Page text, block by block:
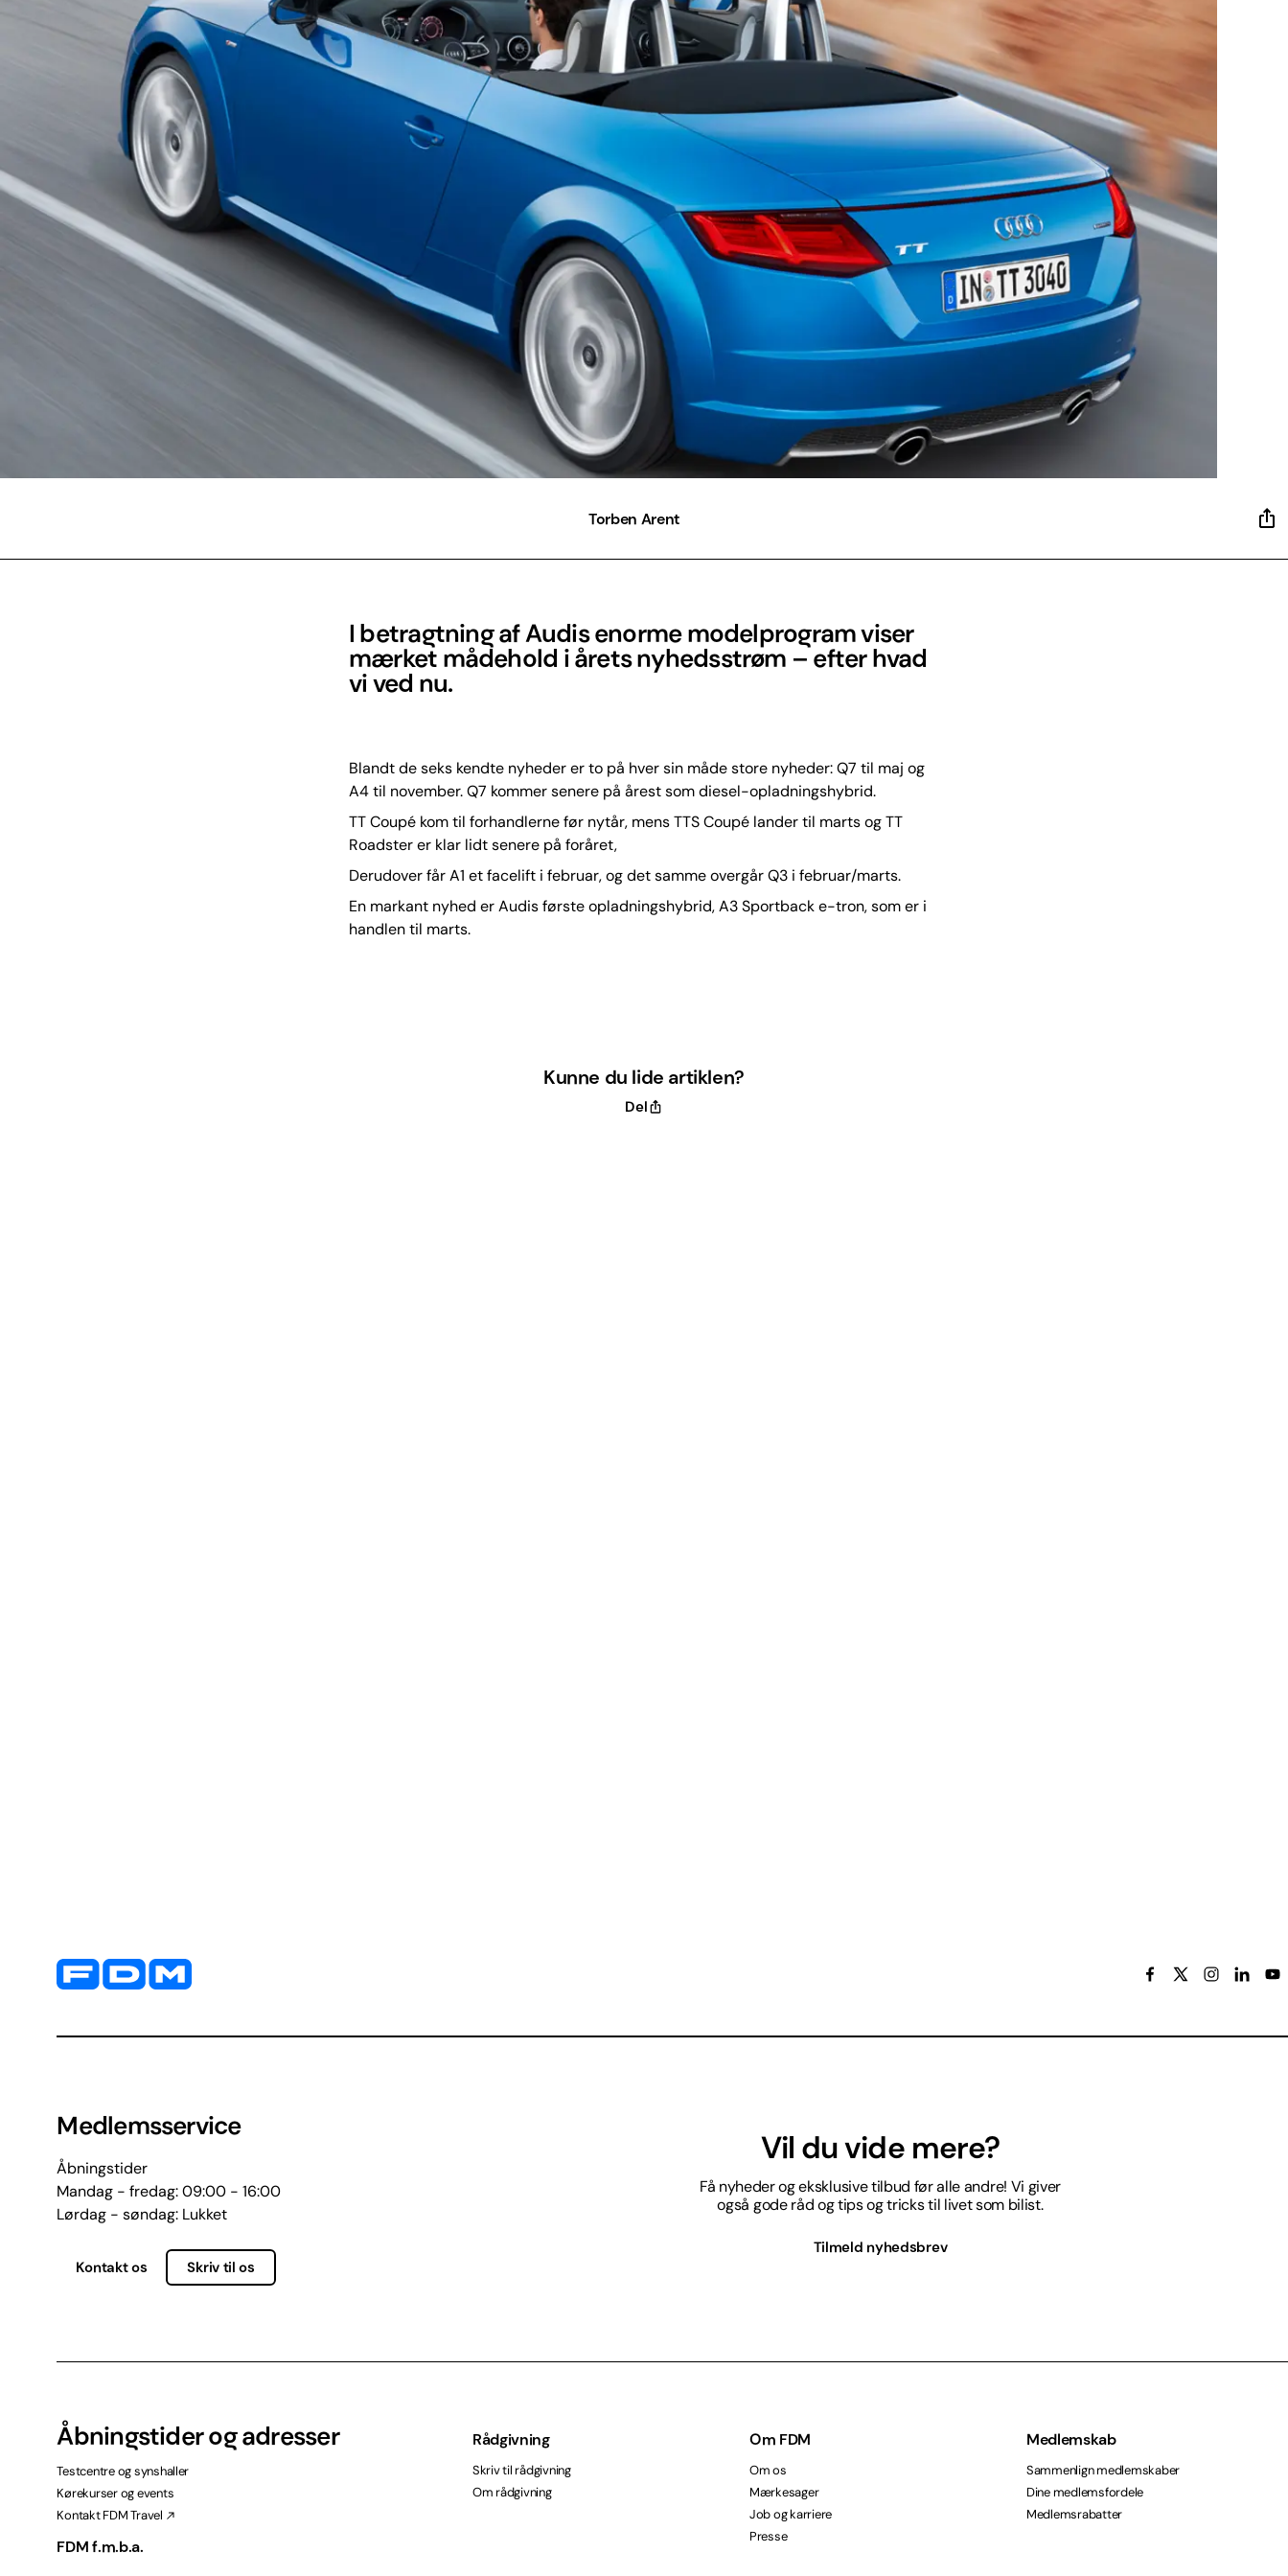
Torben Arent
I betragtning af Audis enorme modelprogram viser
mærket mådehold i årets nyhedsstrøm – efter hvad
vi ved nu.
Blandt de seks kendte nyheder er to på hver sin måde store nyheder: Q7 til maj og
A4 til november. Q7 kommer senere på årest som diesel-opladningshybrid.
TT Coupé kom til forhandlerne før nytår, mens TTS Coupé lander til marts og TT
Roadster er klar lidt senere på foråret,
Derudover får A1 et facelift i februar, og det samme overgår Q3 i februar/marts.
En markant nyhed er Audis første opladningshybrid, A3 Sportback e-tron, som er i
handlen til marts.
Kunne du lide artiklen?
Del
Yderligere information og kontaktoplysninger
Medlemsservice
Åbningstider
Mandag - fredag: 09:00 - 16:00
Lørdag - søndag: Lukket
Kontakt os Skriv til os
Vil du vide mere?
Få nyheder og eksklusive tilbud før alle andre! Vi giver
også gode råd og tips og tricks til livet som bilist.
Tilmeld nyhedsbrev
Åbningstider og adresser
Testcentre og synshaller
Kørekurser og events
Kontakt FDM Travel
FDM f.m.b.a.
Rådgivning
Skriv til rådgivning
Om rådgivning
Om FDM
Om os
Mærkesager
Job og karriere
Presse
Medlemskab
Sammenlign medlemskaber
Dine medlemsfordele
Medlemsrabatter